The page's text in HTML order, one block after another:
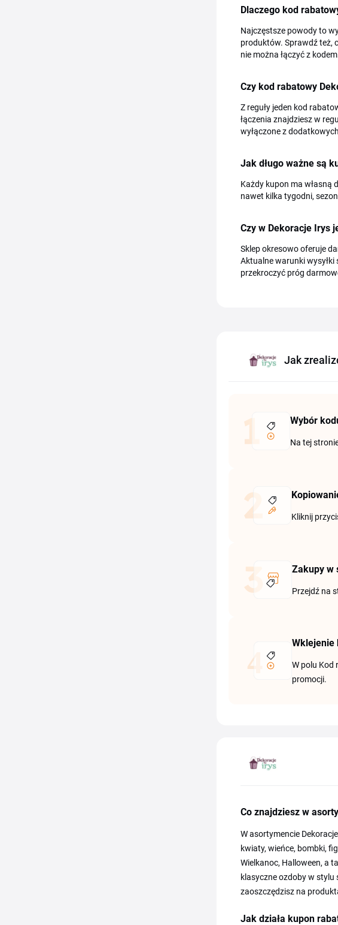
Dlaczego kod
Najczęstsze powody to
produktów. Sprawdź też,
nie można łączyć z
Czy kod rabatowy
Z reguły jeden kod
łączenia znajdziesz w
wyłączone z
Jak długo ważne są
Każdy kupon ma własną
nawet kilka tygodni,
Czy w Dekoracje Irys
Sklep okresowo oferuje
Aktualne warunki
przekroczyć próg
Jak
Wybór
Na tej
Kliknij
Zakupy w
Przejdź na
Wklejenie
W polu Kod
promocji.
Co znajdziesz w
W asortymencie
kwiaty, wieńce, bombki,
Wielkanoc, Halloween, a
klasyczne ozdoby w
zaoszczędzisz na
Jak działa kupon